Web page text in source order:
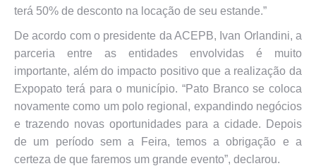
terá 50% de desconto na locação de seu estande.”
De acordo com o presidente da ACEPB, Ivan Orlandini, a
parceria entre as entidades envolvidas é muito
importante, além do impacto positivo que a realização da
Expopato terá para o município. “Pato Branco se coloca
novamente como um polo regional, expandindo negócios
e trazendo novas oportunidades para a cidade. Depois
de um período sem a Feira, temos a obrigação e a
certeza de que faremos um grande evento”, declarou.